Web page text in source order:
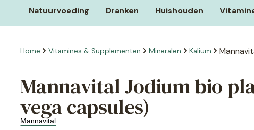
Natuurvoeding Dranken Huishouden
Home Vitamines & Supplementen Mineralen Kalium
Mannavital Jodium bio
vega capsules)
Mannavital